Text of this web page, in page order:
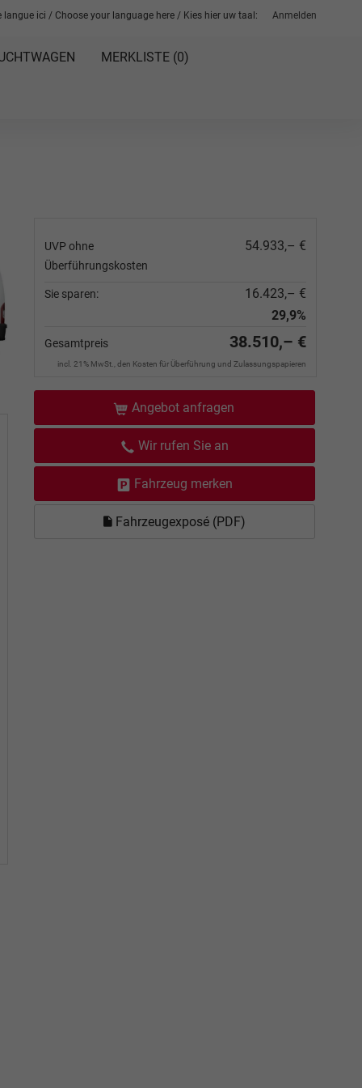
Anmelden
langue ici / Choose your language here / Kies hier uw taal:
MERKLISTE (0)
UVP ohne
Überführungskosten
54.933,– €
Sie sparen:
16.423,– €
29,9%
Gesamtpreis 38.510,– €
incl. 21% MwSt., den Kosten für Überführung und Zulassungspapieren
Angebot anfragen
Wir rufen Sie an
Fahrzeug merken
Fahrzeugexposé (PDF)